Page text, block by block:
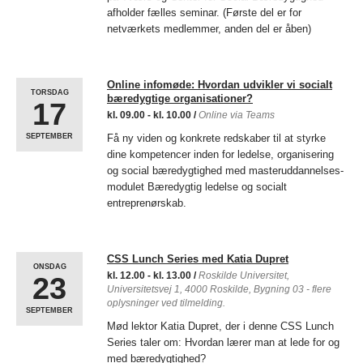
innovation i centrets regi er dog ikke kun et spørgsmål om at forske i,
hvordan man kan løse væsentlige samfundsproblemstillinger gennem
vandforbrug. Den sociale innovation handler også om det alment
myndiggørende. Det handler om at vejen til at løse samfundets
problemstillinger skabes gennem, at mange flere deltager i
indflydelse på udviklingen af metoder og forandringsprocesser, der har
til ærinde at løse problemstillinger, der vedrører dem. Her er der
beslægtede begreber som transformativ social innovation, systemisk
social innovation, der gør sig gældende.
Social forandring - herunder Kunst, æstetik, kreativitet som
metoder og ontologier/værensformer til/i social forandring.
Utopi – Knyttter sig til håb - rettethed mod en bedre fremtid.
Utopi’s rolle for udviklingen af tanker om radikal (social)
afholder fælles seminar. (Første del er for
netværkets medlemmer, anden del er åben)
TORSDAG
17
SEPTEMBER
Online infomøde: Hvordan udvikler vi socialt
bæredygtige organisationer?
kl. 09.00 - kl. 10.00 /Online via Teams
Få ny viden og konkrete redskaber til at styrke
dine kompetencer inden for ledelse, organisering
og social bæredygtighed med masteruddannelses-
modulet Bæredygtig ledelse og socialt
entreprenørskab.
ONSDAG
23
SEPTEMBER
CSS Lunch Series med Katia Dupret
kl. 12.00 - kl. 13.00 /Roskilde Universitet,
Universitetsvej 1, 4000 Roskilde, Bygning 03 - flere
oplysninger ved tilmelding.
Mød lektor Katia Dupret, der i denne CSS Lunch
Series taler om: Hvordan lærer man at lede for og
med bæredygtighed?